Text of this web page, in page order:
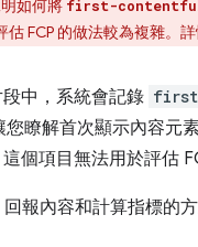
如何將 first-
FCP 的做法較為複雜。詳
中，系統會記錄
您瞭解首次顯示內容元
個項目無法用於評估
報內容和計算指標的方